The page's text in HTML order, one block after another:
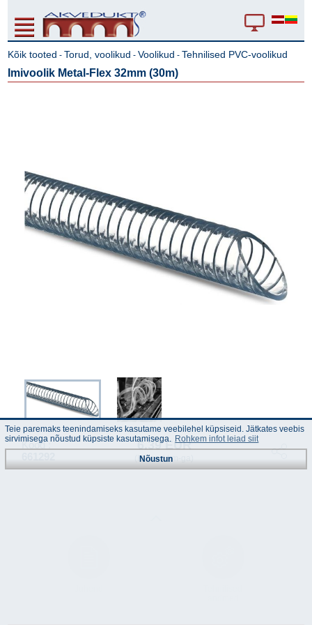
Kõik tooted - Torud, voolikud -Voolikud - Tehnilised PVC-voolikud
Imivoolik Metal-Flex 32mm (30m)
Kood :
6.39 EUR
(Hinnad km-ga)
Teie paremaks teenindamiseks kasutame veebilehel küpsiseid. Jätkates veebis
sirvimisega nõustud küpsiste kasutamisega. Rohkem infot leiad siit
Nõustun